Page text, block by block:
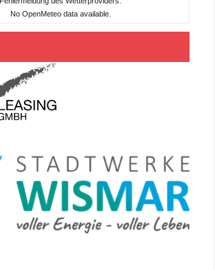
No OpenMeteo data available.